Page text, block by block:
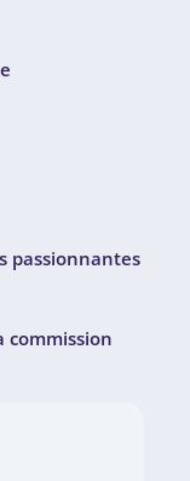
passionnantes
commission